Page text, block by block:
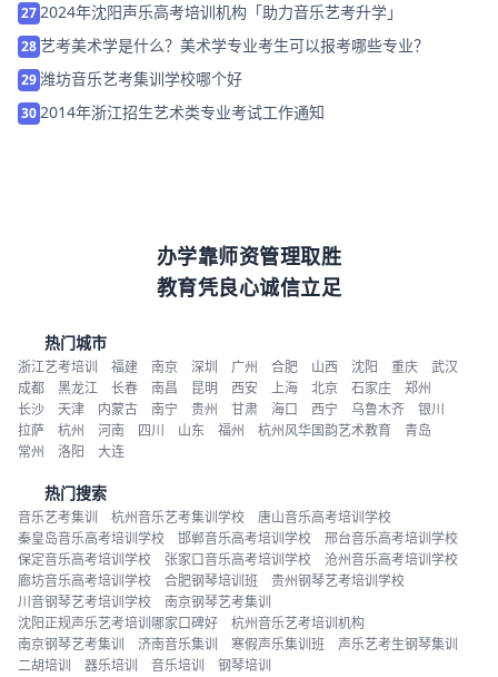
272024年沈阳声乐高考培训机构「助力音乐艺考升学」
28艺考美术学是什么？美术学专业考生可以报考哪些专业？
29潍坊音乐艺考集训学校哪个好
302014年浙江招生艺术类专业考试工作通知
办学靠师资管理取胜
教育凭良心诚信立足
热门城市
浙江艺考培训 福建 南京 深圳 广州 合肥 山西 沈阳 重庆
武汉
成都
黑龙江 长春 南昌 昆明 西安 上海 北京 石家庄
郑州
长沙
天津 内蒙古 南宁 贵州 甘肃 海口 西宁 乌鲁木齐
银川
拉萨
杭州 河南 四川 山东 福州 杭州风华国韵艺术教育
青岛
常州
洛阳 大连
热门搜索
音乐艺考集训 杭州音乐艺考集训学校
唐山音乐高考培训学校
秦皇岛音乐高考培训学校
邯郸音乐高考培训学校
邢台音乐高考培训学校
保定音乐高考培训学校
张家口音乐高考培训学校
沧州音乐高考培训学校
廊坊音乐高考培训学校
合肥钢琴培训班
贵州钢琴艺考培训学校
川音钢琴艺考培训学校
南京钢琴艺考集训
沈阳正规声乐艺考培训哪家口碑好
杭州音乐艺考培训机构
南京钢琴艺考集训
济南音乐集训 寒假声乐集训班
声乐艺考生钢琴集训
二胡培训
器乐培训 音乐培训 钢琴培训